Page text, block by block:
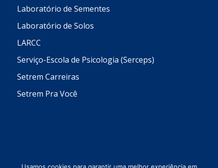
Laboratório de Sementes
Laboratório de Solos
LARCC
Serviço-Escola de Psicologia (Serceps)
Setrem Carreiras
Setrem Pra Você